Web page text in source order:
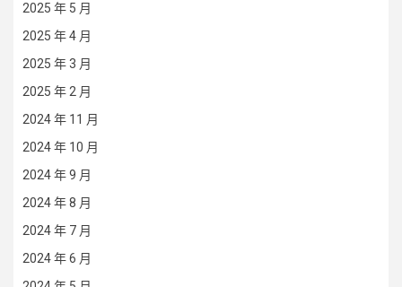
2025 年 5 月
2025 年 4 月
2025 年 3 月
2025 年 2 月
2024 年 11 月
2024 年 10 月
2024 年 9 月
2024 年 8 月
2024 年 7 月
2024 年 6 月